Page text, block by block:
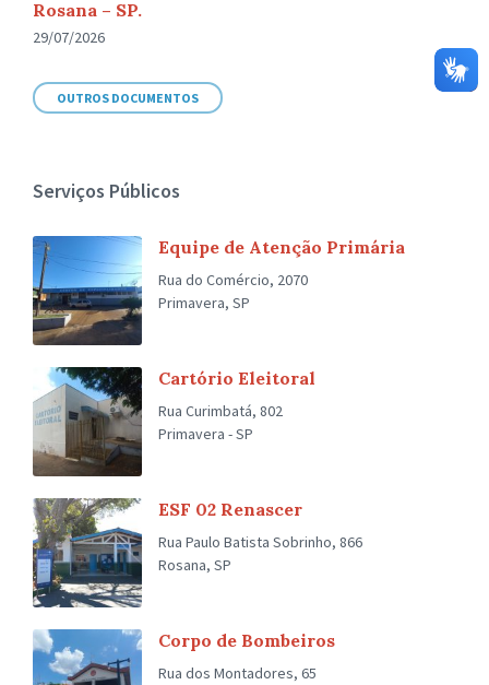
Rosana – SP.
29/07/2026
OUTROS DOCUMENTOS
Serviços Públicos
Equipe de Atenção Primária
Rua do Comércio, 2070
Primavera, SP
Cartório Eleitoral
Rua Curimbatá, 802
Primavera - SP
ESF 02 Renascer
Rua Paulo Batista Sobrinho, 866
Rosana, SP
Corpo de Bombeiros
Rua dos Montadores, 65